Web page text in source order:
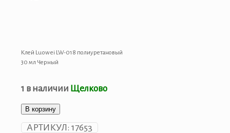
Клей Luowei LW-018 полиуретановый
30 мл Черный
1 в наличии Щелково
В корзину
АРТИКУЛ: 17653